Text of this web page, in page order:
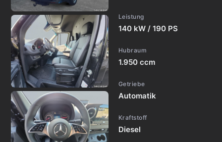
Leistung
140 kW / 190 PS
Hubraum
1.950 ccm
Getriebe
Automatik
Kraftstoff
Diesel